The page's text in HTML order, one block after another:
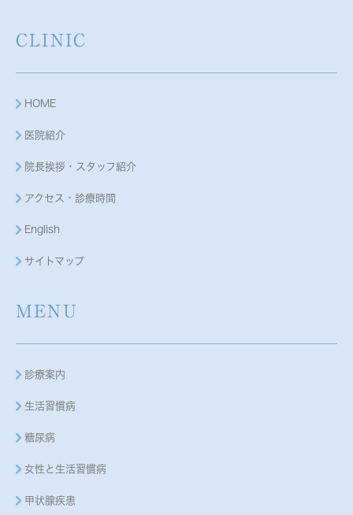
CLINIC
HOME
医院紹介
院長挨拶・スタッフ紹介
アクセス・診療時間
English
サイトマップ
MENU
診療案内
生活習慣病
糖尿病
女性と生活習慣病
甲状腺疾患